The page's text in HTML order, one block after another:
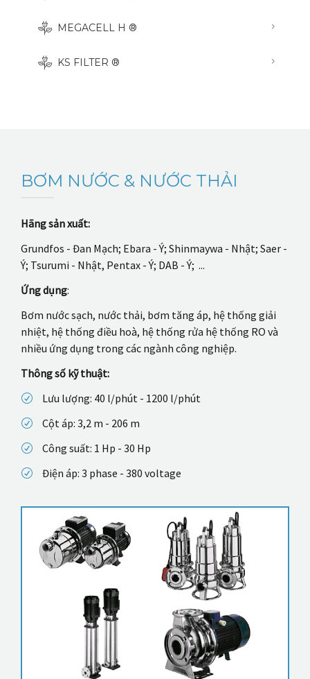
MEGACELL H ®
KS FILTER ®
BƠM NƯỚC & NƯỚC THẢI
Hãng sản xuất:
Grundfos - Đan Mạch; Ebara - Ý; Shinmaywa - Nhật; Saer -
Ý; Tsurumi - Nhật, Pentax - Ý; DAB - Ý; ...
Ứng dụng:
Bơm nước sạch, nước thải, bơm tăng áp, hệ thống giải
nhiệt, hệ thống điều hoà, hệ thống rửa hệ thống RO và
nhiều ứng dụng trong các ngành công nghiệp.
Thông số kỹ thuật:
Lưu lượng: 40 l/phút - 1200 l/phút
Cột áp: 3,2 m - 206 m
Công suất: 1 Hp - 30 Hp
Điện áp: 3 phase - 380 voltage